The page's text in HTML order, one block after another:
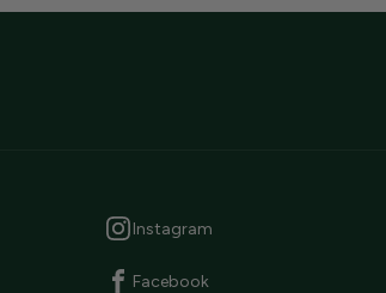
Instagram
Facebook